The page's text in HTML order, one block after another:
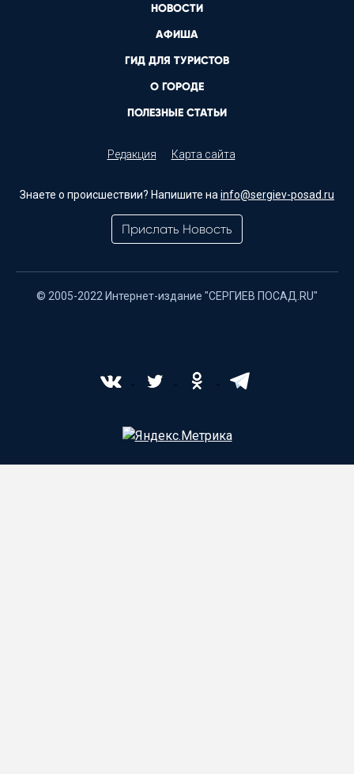
НОВОСТИ
АФИША
ГИД ДЛЯ ТУРИСТОВ
О ГОРОДЕ
ПОЛЕЗНЫЕ СТАТЬИ
Редакция Карта сайта
Знаете о происшествии? Напишите на info@sergiev-posad.ru
Прислать Новость
© 2005-2022 Интернет-издание "СЕРГИЕВ ПОСАД.RU"